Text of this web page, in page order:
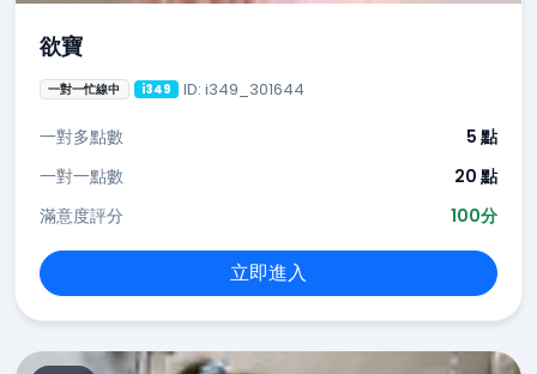
欲寶
一對一忙線中 i349 ID: i349_301644
一對多點數
5 點
一對一點數
20 點
滿意度評分
100分
立即進入